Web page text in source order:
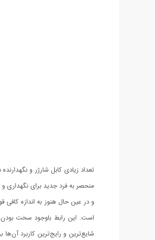
است. این رابط باوجود سخت بودن،